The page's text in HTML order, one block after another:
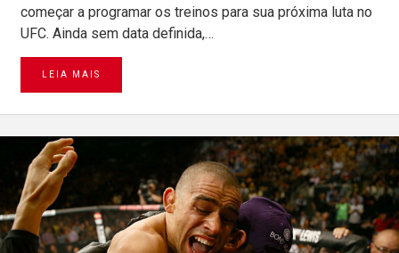
começar a programar os treinos para sua próxima luta no
UFC. Ainda sem data definida,…
LEIA MAIS